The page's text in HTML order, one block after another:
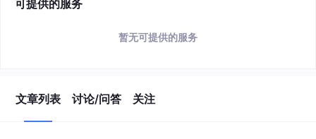
可提供的服务
暂无可提供的服务
文章列表 讨论/问答 关注